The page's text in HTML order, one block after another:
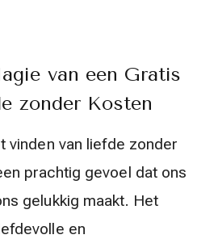
van een Gratis
zonder Kosten
vinden van liefde zonder
prachtig gevoel dat ons
gelukkig maakt. Het
en